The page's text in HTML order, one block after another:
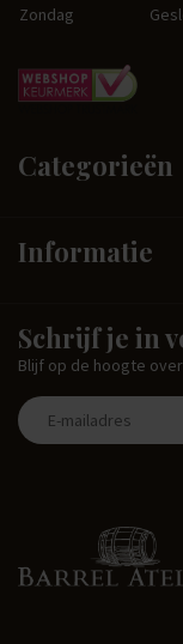
Zondag
Categorieën
Informatie
Schrijf je in
Blijf op de hoogte